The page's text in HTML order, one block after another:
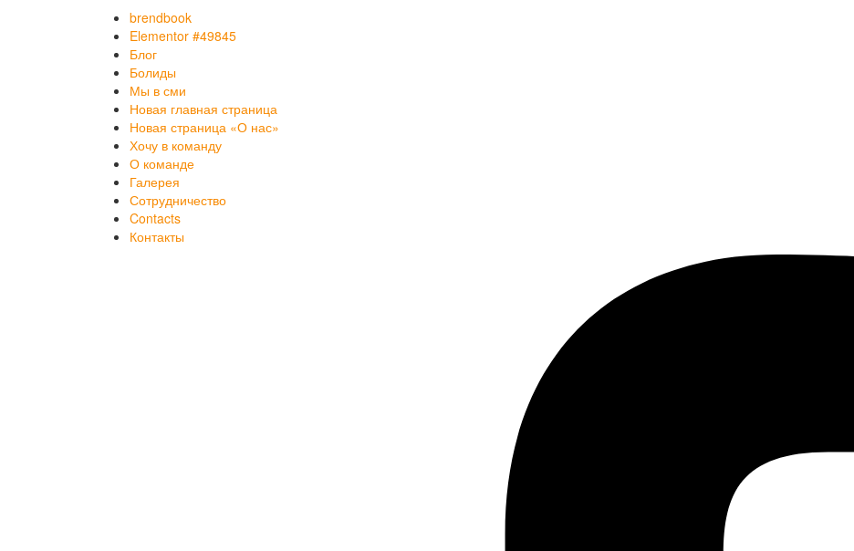
brendbook
Elementor #49845
Блог
Болиды
Мы в сми
Новая главная страница
Новая страница «О нас»
Хочу в команду
О команде
Галерея
Сотрудничество
Contacts
Контакты